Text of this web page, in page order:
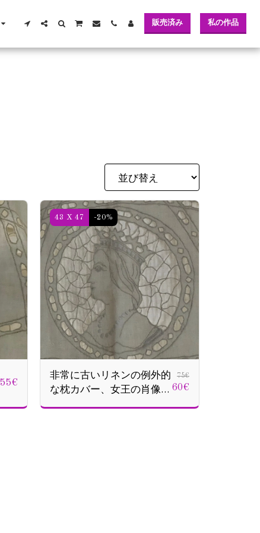
販売済み 私の作品
55€
43 X 47 -20%
非常に古いリネンの例外的
な枕カバー、女王の肖像画
75€
60€